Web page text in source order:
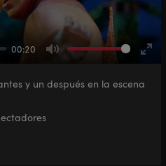
00:20
y un después en la escena